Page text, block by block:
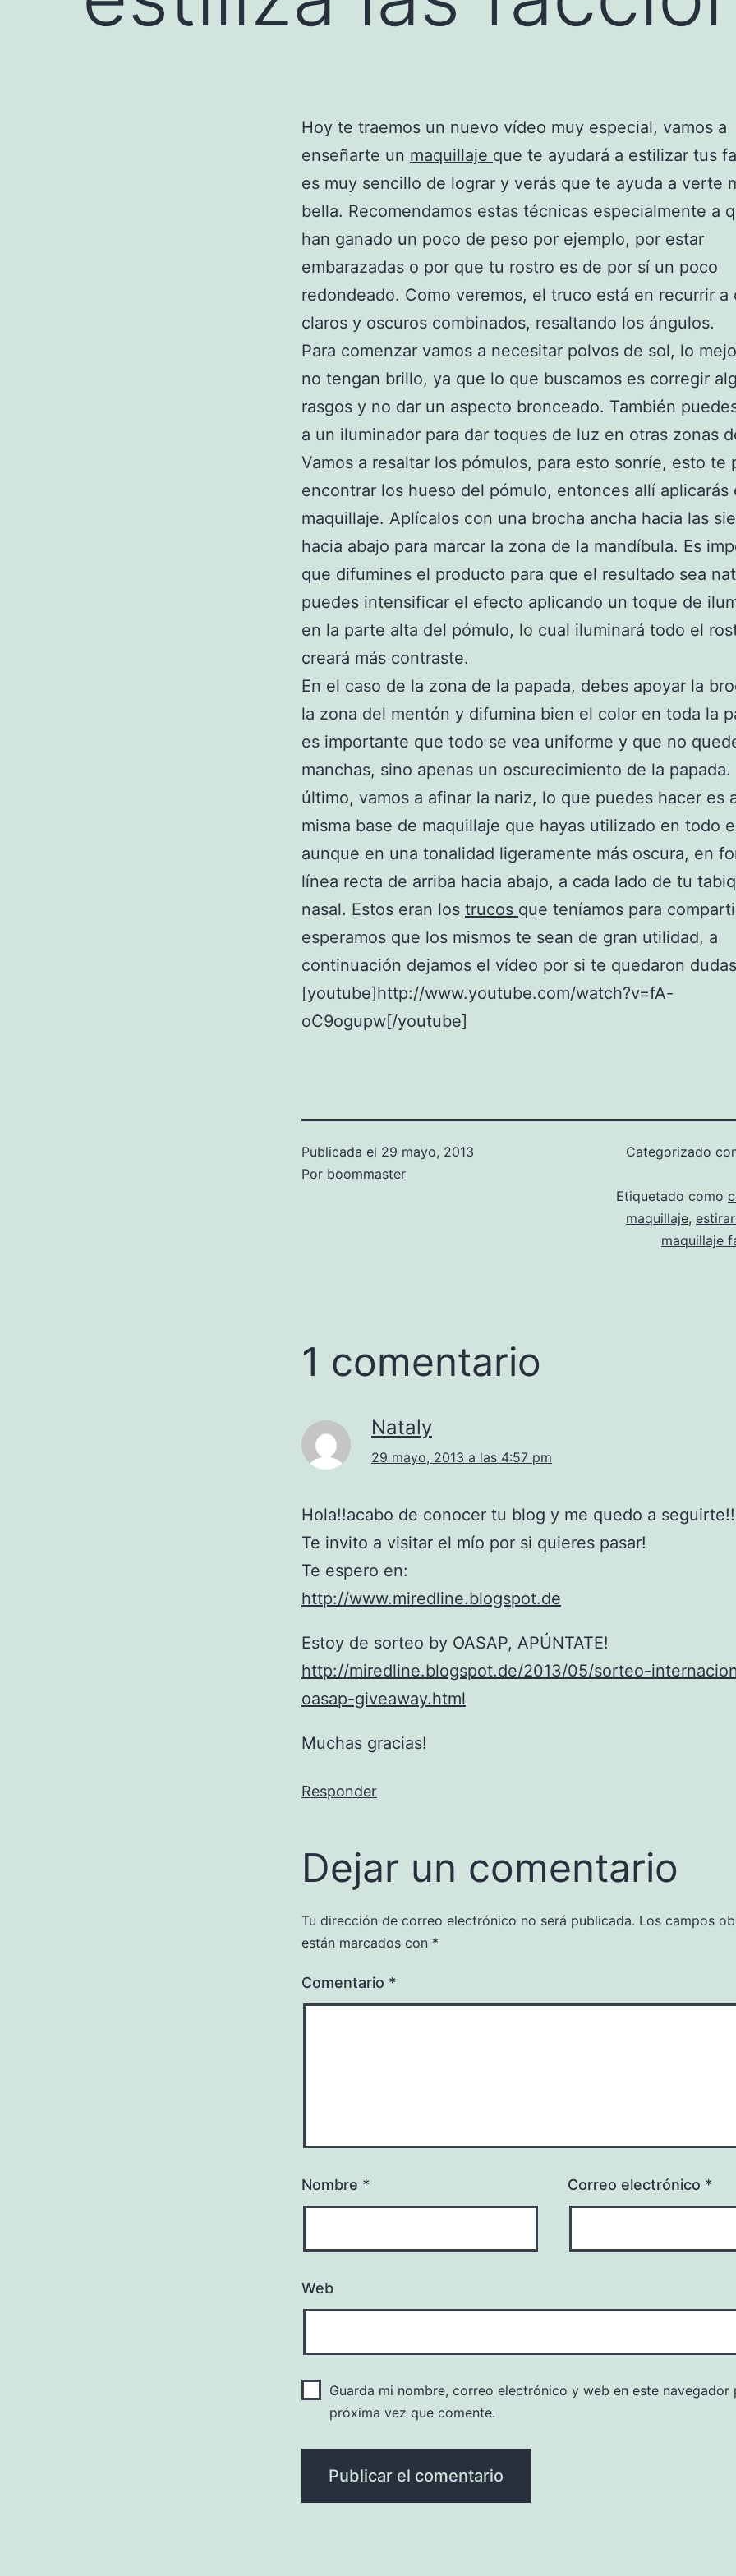
Hoy te traemos un nuevo vídeo muy especial, vamos a
enseñarte un maquillaje que te ayudará a estilizar tus
es muy sencillo de lograr y verás que te ayuda a verte
bella. Recomendamos estas técnicas especialmente a
han ganado un poco de peso por ejemplo, por estar
embarazadas o por que tu rostro es de por sí un poco
redondeado. Como veremos, el truco está en recurrir a
claros y oscuros combinados, resaltando los ángulos.
Para comenzar vamos a necesitar polvos de sol, lo
no tengan brillo, ya que lo que buscamos es corregir
rasgos y no dar un aspecto bronceado. También
a un iluminador para dar toques de luz en otras zonas
Vamos a resaltar los pómulos, para esto sonríe, esto te
encontrar los hueso del pómulo, entonces allí aplicarás
maquillaje. Aplícalos con una brocha ancha hacia las
hacia abajo para marcar la zona de la mandíbula. Es
que difumines el producto para que el resultado sea
puedes intensificar el efecto aplicando un toque de
en la parte alta del pómulo, lo cual iluminará todo el
creará más contraste.
En el caso de la zona de la papada, debes apoyar la
la zona del mentón y difumina bien el color en toda la
es importante que todo se vea uniforme y que no
manchas, sino apenas un oscurecimiento de la papada.
último, vamos a afinar la nariz, lo que puedes hacer es
misma base de maquillaje que hayas utilizado en todo
aunque en una tonalidad ligeramente más oscura, en
línea recta de arriba hacia abajo, a cada lado de tu
nasal. Estos eran los trucos que teníamos para
esperamos que los mismos te sean de gran utilidad, a
continuación dejamos el vídeo por si te quedaron
[youtube]http://www.youtube.com/watch?v=fA-
oC9ogupw[/youtube]
Publicada el 29 mayo, 2013
Por boommaster
Categorizado
Etiquetado como
maquillaje,
maquillaje
1 comentario
Nataly
29 mayo, 2013 a las 4:57 pm
Hola!!acabo de conocer tu blog y me quedo a seguirte!!
Te invito a visitar el mío por si quieres pasar!
Te espero en:
http://www.miredline.blogspot.de
Estoy de sorteo by OASAP, APÚNTATE!
http://miredline.blogspot.de/2013/05/sorteo-
oasap-giveaway.html
Muchas gracias!
Responder
Dejar un comentario
Tu dirección de correo electrónico no será publicada. Los campos
están marcados con *
Comentario *
Nombre * Correo electrónico *
Web
Guarda mi nombre, correo electrónico y web en este navegador
próxima vez que comente.